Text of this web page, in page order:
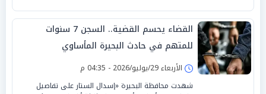
القضاء يحسم القضية.. السجن 7 سنوات
للمتهم في حادث البحيرة المأساوي
الأربعاء 29/يوليو/2026 - 04:35 م
شهدت محافظة البحيرة «إسدال الستار على تفاصيل